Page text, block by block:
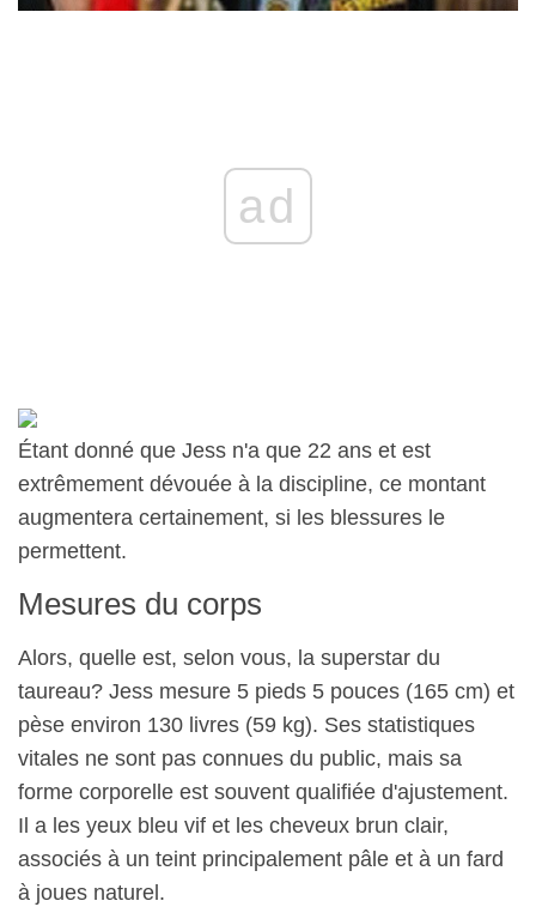
ad
Étant donné que Jess n'a que 22 ans et est
extrêmement dévouée à la discipline, ce montant
augmentera certainement, si les blessures le
permettent.
Mesures du corps
Alors, quelle est, selon vous, la superstar du
taureau? Jess mesure 5 pieds 5 pouces (165 cm) et
pèse environ 130 livres (59 kg). Ses statistiques
vitales ne sont pas connues du public, mais sa
forme corporelle est souvent qualifiée d'ajustement.
Il a les yeux bleu vif et les cheveux brun clair,
associés à un teint principalement pâle et à un fard
à joues naturel.